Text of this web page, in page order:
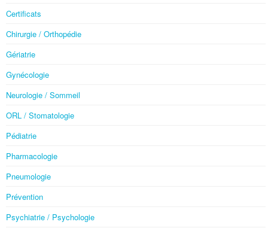
Certificats
Chirurgie / Orthopédie
Gériatrie
Gynécologie
Neurologie / Sommeil
ORL / Stomatologie
Pédiatrie
Pharmacologie
Pneumologie
Prévention
Psychiatrie / Psychologie